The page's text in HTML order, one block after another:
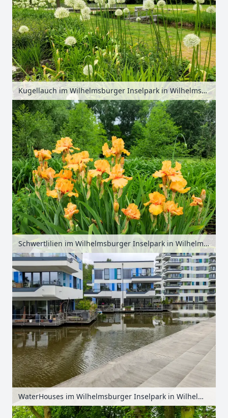
Kugellauch im Wilhelmsburger Inselpark in Wilhelmsburg, Hamburg, Deutschland
Schwertlilien im Wilhelmsburger Inselpark in Wilhelmsburg, Hamburg, Deutschland
WaterHouses im Wilhelmsburger Inselpark in Wilhelmsburg, Hamburg, Deutschland